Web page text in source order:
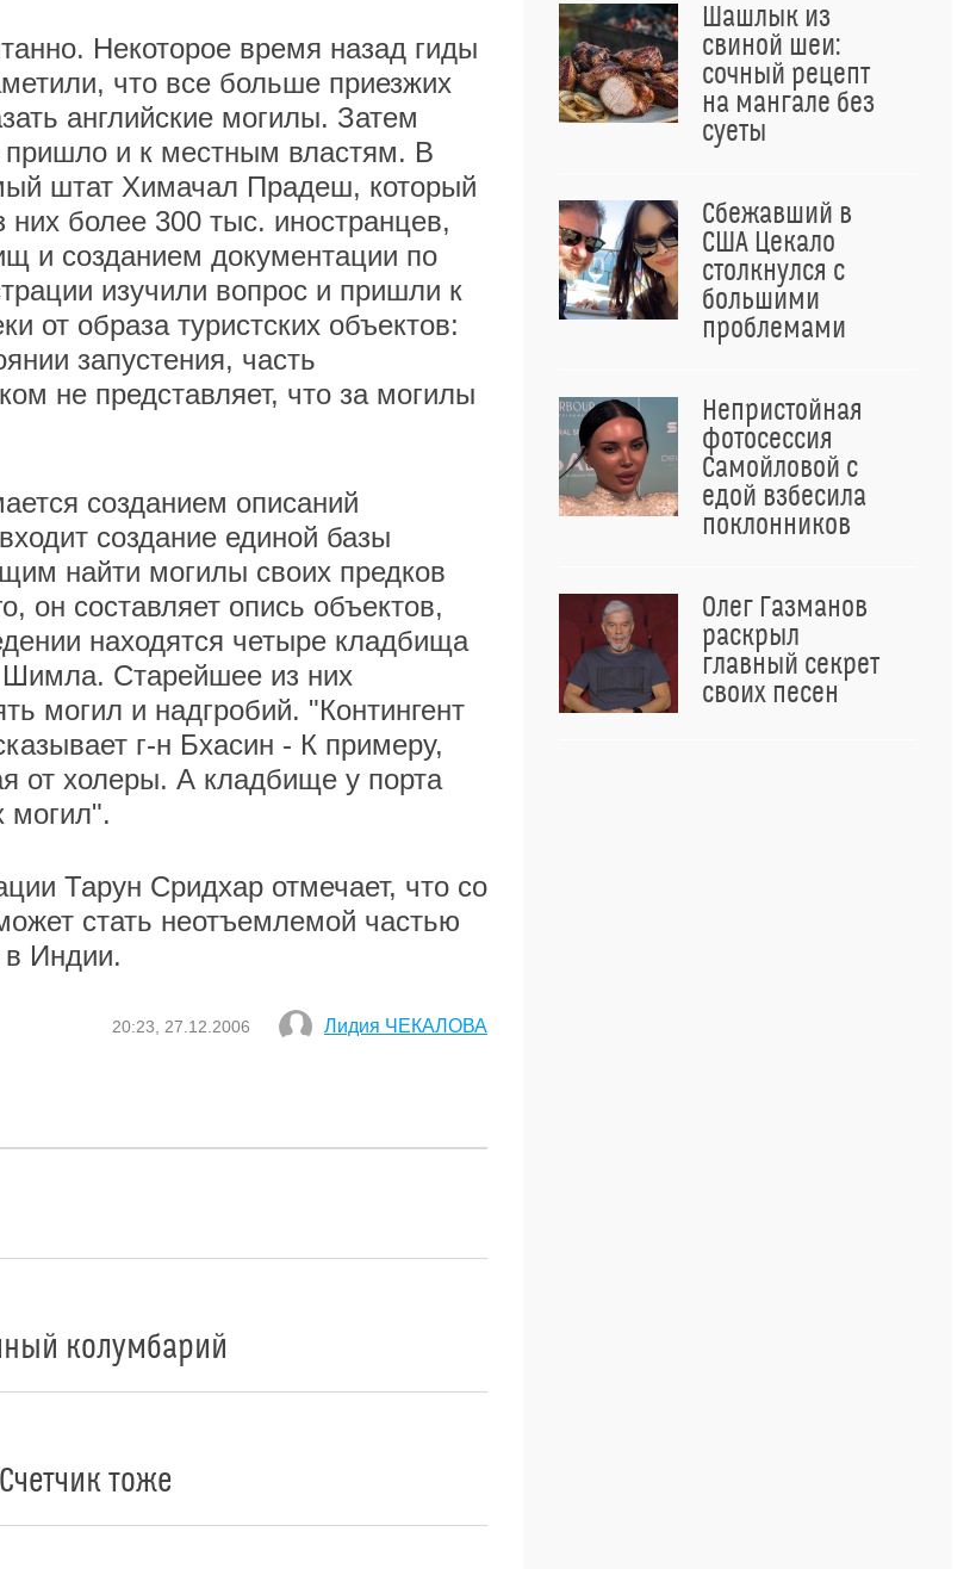
Некоторое время назад гиды
что все больше приезжих
английские могилы. Затем
пришло и к местным властям. В
штат Химачал Прадеш, который
них более 300 тыс. иностранцев,
и созданием документации по
изучили вопрос и пришли к
от образа туристских объектов:
запустения, часть
не представляет, что за могилы
созданием описаний
создание единой базы
найти могилы своих предков
он составляет опись объектов,
находятся четыре кладбища
Шимла. Старейшее из них
могил и надгробий. "Контингент
г-н Бхасин - К примеру,
от холеры. А кладбище у порта
могил".
Тарун Сридхар отмечает, что со
стать неотъемлемой частью
в Индии.
20:23, 27.12.2006 Лидия ЧЕКАЛОВА
колумбарий
тоже
Шашлык из
свиной шеи:
сочный рецепт
на мангале без
суеты
Сбежавший в
США Цекало
столкнулся с
большими
проблемами
Непристойная
фотосессия
Самойловой с
едой взбесила
поклонников
Олег Газманов
раскрыл
главный секрет
своих песен